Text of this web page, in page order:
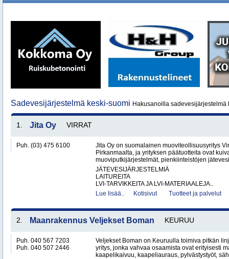
Sadevesijärjestelmä keski-suomi Hakusanoilla
1. Jita Oy VIRRAT
Puh. (03) 475 6100
Jita Oy on suomalainen muoviteollisuusyritys
Pirkanmaalta, ja yrityksen päätuotteita ovat
muoviputkijärjestelmät, pienkiinteistöjen
JÄTEVESIJÄRJESTELMIÄ
LAITUREITA
LVI-TARVIKKEITA JA LVI-MATERIAALEJA..
Lue lisää..
Kotisivut Tuotteet ja palvelut
2. Maanrakennus Veljekset Boman KEURUU
Puh. 040 567 7203
Puh. 040 507 2446
Veljekset Boman on Keuruulla toimiva pitkän
yritys, jonka vahvaa osaamista ovat erityisesti
kaapelikaivuu, kaapeliauraus, pylvästystyöt,